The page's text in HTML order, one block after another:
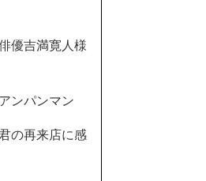
優吉満寛人様
ンパンマン
の再来店に感